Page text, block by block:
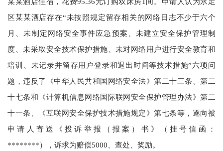
区某某酒店存在“未按照规定留存相关的网络日志不少于六个
月、未制定网络安全事件应急预案、未建立安全保护管理制
度、未采取安全技术保护措施、未对网络用户进行安全教育和
培训、未记录并留存用户登录和退出时间等技术措施”六项问
题，违反了《中华人民共和国网络安全法》第二十三条、第二
十七条和《计算机信息网络国际联网安全保护管理办法》第二
十一条、《互联网安全保护技术措施规定》第七条等，遂向被
申请人寄送《投诉举报（报案）书》（挂号信函：
********），诉求为赔偿5000、查处、奖励。